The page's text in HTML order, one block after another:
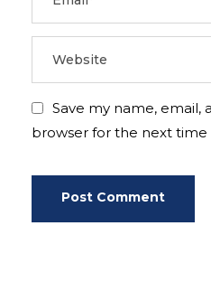
Save my name, email,
browser for the next